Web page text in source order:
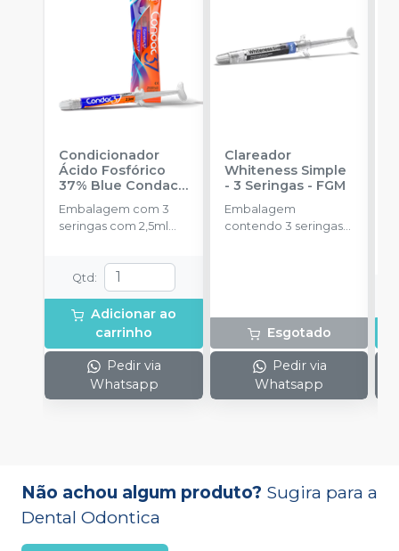
Condicionador
Ácido Fosfórico
37% Blue Condac-
FGM
Embalagem com 3
seringas com 2,5ml
ponteiras para
aplicação.
Qtd :
Adicionar ao
carrinho
Pedir via
Whatsapp
Clareador
Whiteness Simple
- 3 Seringas- FGM
Embalagem
contendo 3 seringas
Esgotado
Pedir via
Whatsapp
Não achou algum produto? Sugira para a
Dental Odontica